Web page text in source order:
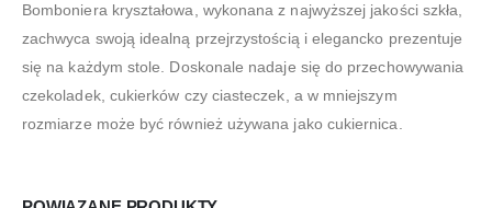
Bomboniera kryształowa, wykonana z najwyższej jakości szkła,
zachwyca swoją idealną przejrzystością i elegancko prezentuje
się na każdym stole. Doskonale nadaje się do przechowywania
czekoladek, cukierków czy ciasteczek, a w mniejszym
rozmiarze może być również używana jako cukiernica.